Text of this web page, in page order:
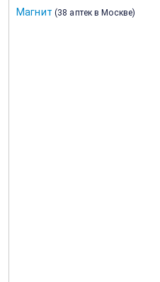
Магнит (38 аптек в Москве)